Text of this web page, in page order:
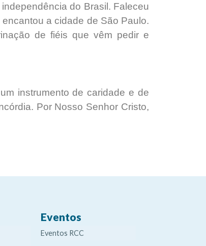
do Brasil. Faleceu
a cidade de São Paulo.
de fiéis que vêm pedir e
instrumento de caridade e de
Por Nosso Senhor Cristo,
Eventos
Eventos RCC